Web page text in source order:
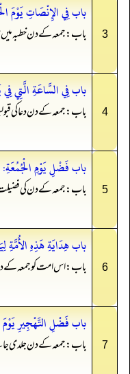
3
باب فِي الإِنْصَاتِ يَوْمَ
باب: جمعہ کے دن خطبہ
4
باب فِي السَّاعَةِ الَّتِي
باب: جمعہ کے دن دعا کی
5
باب فَضْلِ يَوْمِ الْجُمُعَةِ:
باب: جمعہ کے دن کی
6
باب هِدَايَةِ هَذِهِ الأُمَّةِ
باب: اس امت کو جمعہ کے
7
باب فَضْلِ التَّهْجِيرِ
باب: جمعہ کے دن جلدی